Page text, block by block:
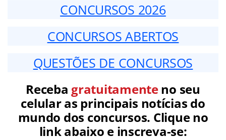
CONCURSOS 2026
CONCURSOS ABERTOS
QUESTÕES DE CONCURSOS
Receba gratuitamenteno seu
celular as principais notícias do
mundo dos concursos. Clique no
link abaixo e inscreva-se: